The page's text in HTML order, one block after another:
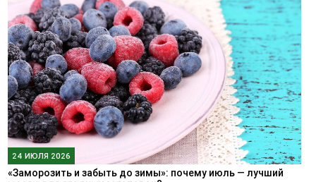
24 ИЮЛЯ 2026
«Заморозить и забыть до зимы»: почему июль — лучший